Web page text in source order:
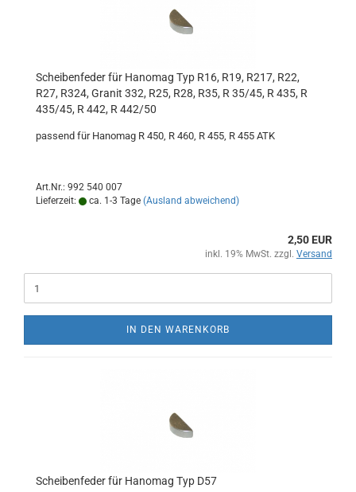
Scheibenfeder für Hanomag Typ R16, R19, R217, R22,
R27, R324, Granit 332, R25, R28, R35, R 35/45, R 435, R
435/45, R 442, R 442/50
passend für Hanomag R 450, R 460, R 455, R 455 ATK
Art.Nr.: 992 540 007
Lieferzeit:
ca. 1-3 Tage (Ausland abweichend)
2,50 EUR
inkl. 19% MwSt. zzgl. Versand
IN DEN WARENKORB
Scheibenfeder für Hanomag Typ D57